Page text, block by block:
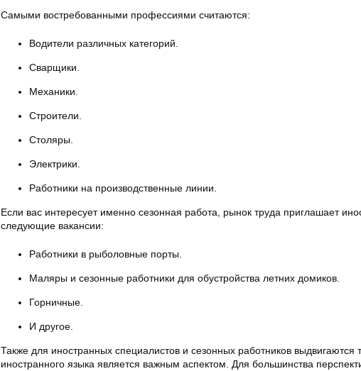
Самыми востребованными профессиями считаются:
Водители различных категорий.
Сварщики.
Механики.
Строители.
Столяры.
Электрики.
Работники на производственные линии.
Если вас интересует именно сезонная работа, рынок труда приглашает
следующие вакансии:
Работники в рыболовные порты.
Маляры и сезонные работники для обустройства летних домиков.
Горничные.
И другое.
Также для иностранных специалистов и сезонных работников выдвигаются
иностранного языка является важным аспектом. Для большинства